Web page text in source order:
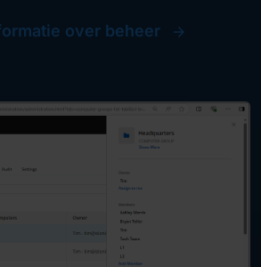
over beheer